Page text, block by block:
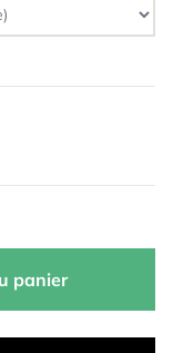
panier